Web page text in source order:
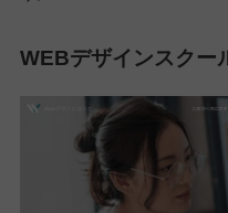
WEBデザインスクー